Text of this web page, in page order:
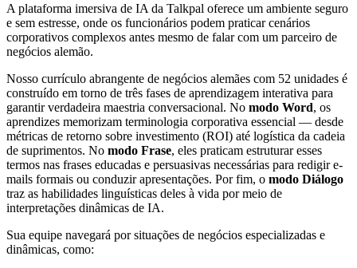
A plataforma imersiva de IA da Talkpal oferece um ambiente seguro
e sem estresse, onde os funcionários podem praticar cenários
corporativos complexos antes mesmo de falar com um parceiro de
negócios alemão.
Nosso currículo abrangente de negócios alemães com 52 unidades é
construído em torno de três fases de aprendizagem interativa para
garantir verdadeira maestria conversacional. No modo Word, os
aprendizes memorizam terminologia corporativa essencial — desde
métricas de retorno sobre investimento (ROI) até logística da cadeia
de suprimentos. No modo Frase, eles praticam estruturar esses
termos nas frases educadas e persuasivas necessárias para redigir e-
mails formais ou conduzir apresentações. Por fim, o modo Diálogo
traz as habilidades linguísticas deles à vida por meio de
interpretações dinâmicas de IA.
Sua equipe navegará por situações de negócios especializadas e
dinâmicas, como: